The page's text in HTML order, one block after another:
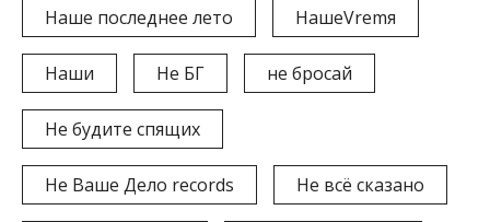
Наше последнее лето НашеVremя
Наши Не БГ не бросай
Не будите спящих
Не Ваше Дело records Не всё сказано